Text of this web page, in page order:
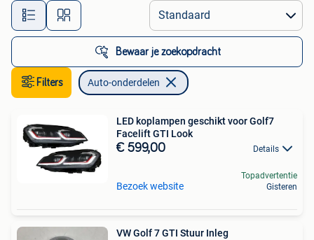
Alle afstanden…
Bewaar je zoekopdracht
Filters Auto-onderdelen
LED koplampen geschikt voor Golf7
Facelift GTI Look
€ 599,00 Details
Bezoek website
Topadvertentie
Gisteren
VW Golf 7 GTI Stuur Inleg